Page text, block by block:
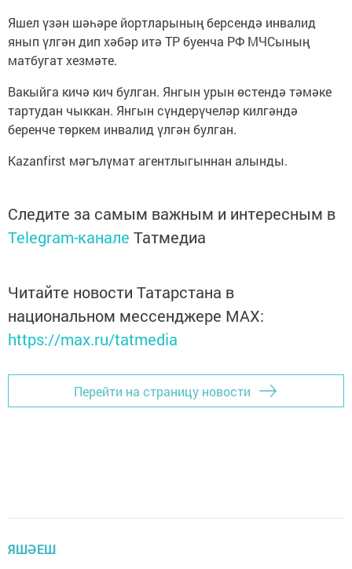
Яшел үзән шәһәре йортларының берсендә инвалид
янып үлгән дип хәбәр итә ТР буенча РФ МЧСының
матбугат хезмәте.
Вакыйга кичә кич булган. Янгын урын өстендә тәмәке
тартудан чыккан. Янгын сүндерүчеләр килгәндә
беренче төркем инвалид үлгән булган.
Kazanfirst мәгълүмат агентлыгыннан алынды.
Следите за самым важным и интересным в
Telegram-канале Татмедиа
Читайте новости Татарстана в
национальном мессенджере MАХ:
https://max.ru/tatmedia
Перейти на страницу новости
ЯШӘЕШ